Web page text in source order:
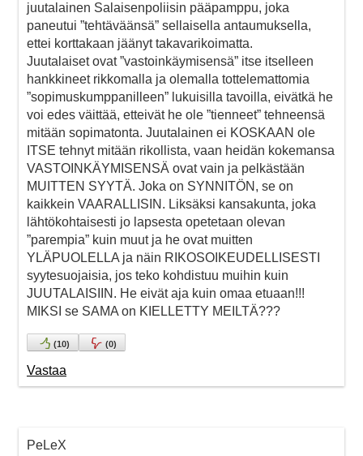
juutalainen Salaisenpoliisin pääpamppu, joka
paneutui ”tehtäväänsä” sellaisella antaumuksella,
ettei korttakaan jäänyt takavarikoimatta.
Juutalaiset ovat ”vastoinkäymisensä” itse itselleen
hankkineet rikkomalla ja olemalla tottelemattomia
”sopimuskumppanilleen” lukuisilla tavoilla, eivätkä he
voi edes väittää, etteivät he ole ”tienneet” tehneensä
mitään sopimatonta. Juutalainen ei KOSKAAN ole
ITSE tehnyt mitään rikollista, vaan heidän kokemansa
VASTOINKÄYMISENSÄ ovat vain ja pelkästään
MUITTEN SYYTÄ. Joka on SYNNITÖN, se on
kaikkein VAARALLISIN. Liksäksi kansakunta, joka
lähtökohtaisesti jo lapsesta opetetaan olevan
”parempia” kuin muut ja he ovat muitten
YLÄPUOLELLA ja näin RIKOSOIKEUDELLISESTI
syytesuojaisia, jos teko kohdistuu muihin kuin
JUUTALAISIIN. He eivät aja kuin omaa etuaan!!!
MIKSI se SAMA on KIELLETTY MEILTÄ???
(10) (0)
Vastaa
PeLeX